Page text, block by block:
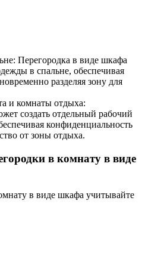
Перегородка в виде шкафа
в спальне, обеспечивая
разделяя зону для
и комнаты отдыха:
создать отдельный рабочий
конфиденциальность
от зоны отдыха.
в комнату в виде
в виде шкафа учитывайте